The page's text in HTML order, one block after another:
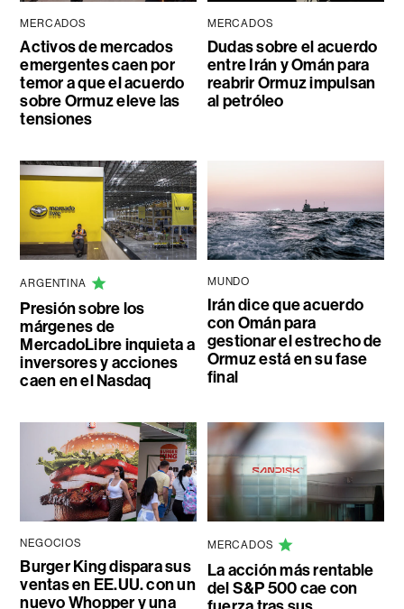
MERCADOS
Activos de mercados
emergentes caen por
temor a que el acuerdo
sobre Ormuz eleve las
tensiones
MERCADOS
Dudas sobre el acuerdo
entre Irán y Omán para
reabrir Ormuz impulsan
al petróleo
ARGENTINA
Presión sobre los
márgenes de
MercadoLibre inquieta a
inversores y acciones
caen en el Nasdaq
MUNDO
Irán dice que acuerdo
con Omán para
gestionar el estrecho de
Ormuz está en su fase
final
NEGOCIOS
Burger King dispara sus
ventas en EE.UU. con un
nuevo Whopper y una
MERCADOS
La acción más rentable
del S&P 500 cae con